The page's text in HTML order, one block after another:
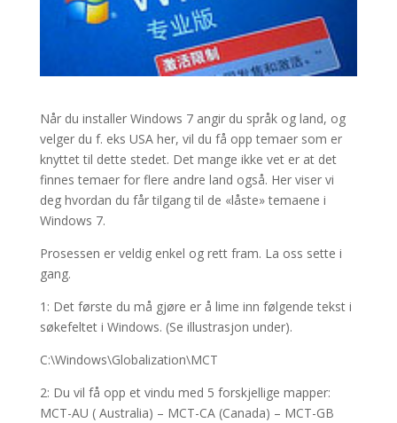
Når du installer Windows 7 angir du språk og land, og
velger du f. eks USA her, vil du få opp temaer som er
knyttet til dette stedet. Det mange ikke vet er at det
finnes temaer for flere andre land også. Her viser vi
deg hvordan du får tilgang til de «låste» temaene i
Windows 7.
Prosessen er veldig enkel og rett fram. La oss sette i
gang.
1: Det første du må gjøre er å lime inn følgende tekst i
søkefeltet i Windows. (Se illustrasjon under).
C:\Windows\Globalization\MCT
2: Du vil få opp et vindu med 5 forskjellige mapper:
MCT-AU ( Australia) – MCT-CA (Canada) – MCT-GB